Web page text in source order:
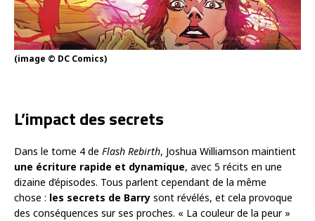
(image © DC Comics)
L’impact des secrets
Dans le tome 4 de Flash Rebirth, Joshua Williamson maintient
une écriture rapide et dynamique, avec 5 récits en une
dizaine d’épisodes. Tous parlent cependant de la même
chose : les secrets de Barry sont révélés, et cela provoque
des conséquences sur ses proches. « La couleur de la peur »